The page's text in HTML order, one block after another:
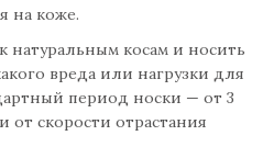
на коже.
косам и носить
вреда или нагрузки для
период носки — от 3
от скорости отрастания